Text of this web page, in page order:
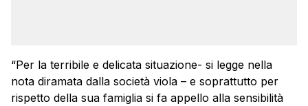
“Per la terribile e delicata situazione- si legge nella
nota diramata dalla società viola – e soprattutto per
rispetto della sua famiglia si fa appello alla sensibilità